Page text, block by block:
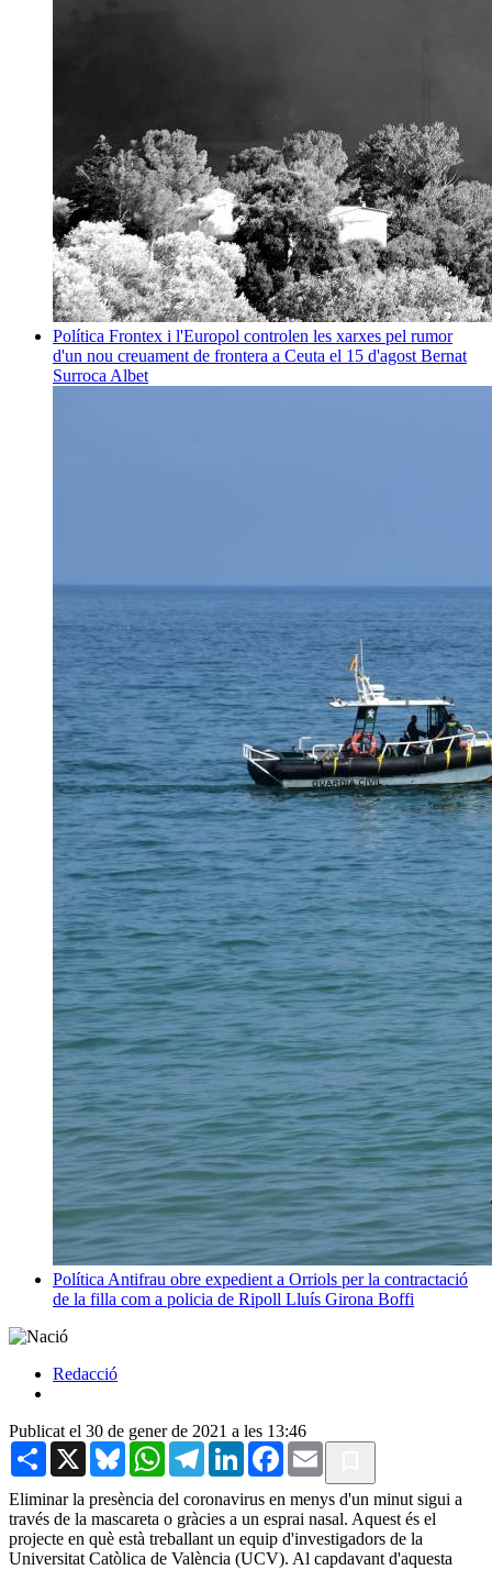
Política Frontex i l'Europol controlen les xarxes pel rumor
d'un nou creuament de frontera a Ceuta el 15 d'agost Bernat
Surroca Albet
Política Antifrau obre expedient a Orriols per la contractació
de la filla com a policia de Ripoll Lluís Girona Boffi
Redacció
Publicat el 30 de gener de 2021 a les 13:46
Share X BlueskyWhatsAppTelegramLinkedInFacebook
Email
Eliminar la presència del coronavirus en menys d'un minut sigui a
través de la mascareta o gràcies a un esprai nasal. Aquest és el
projecte en què està treballant un equip d'investigadors de la
Universitat Catòlica de València (UCV). Al capdavant d'aquesta